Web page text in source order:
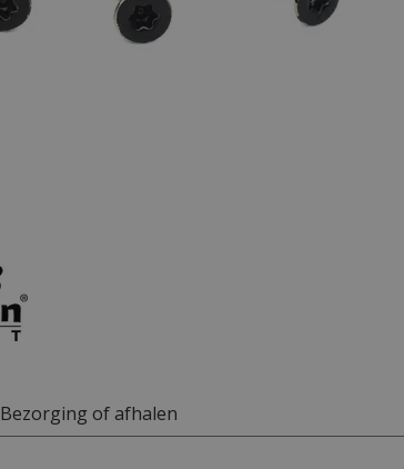
Bezorging of afhalen